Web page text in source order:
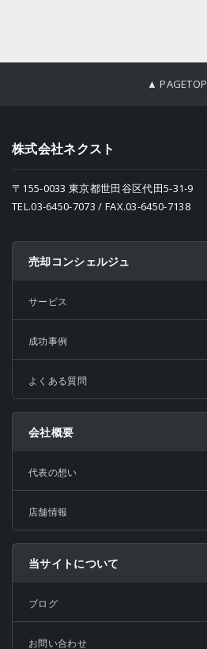
▲ PAGETOP
株式会社ネクスト
〒155-0033 東京都世田谷区代田5-31-9
TEL.03-6450-7073 / FAX.03-6450-7138
売却コンシェルジュ
サービス
成功事例
よくある質問
会社概要
代表の想い
店舗情報
当サイトについて
ブログ
お問い合わせ